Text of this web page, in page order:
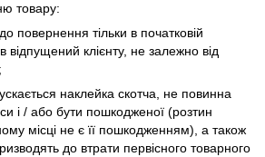
товару:
повернення тільки в початковій
відпущений клієнту, не залежно від
наклейка скотча, не повинна
і / або бути пошкодженої (розтин
місці не є її пошкодженням), а також
до втрати первісного товарного